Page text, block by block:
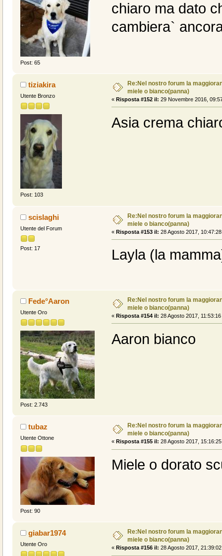
Post: 65
chiaro ma dato
cambiera`
tiziakira
Utente Bronzo
Post: 103
Re:Nel nostro forum la
miele o bianco(panna)
« Risposta #152 il: 29 Novembre 2016,
Asia crema
scislaghi
Utente del Forum
Post: 17
Re:Nel nostro forum la
miele o bianco(panna)
« Risposta #153 il: 28 Agosto 2017,
Layla (la
Fede°Aaron
Utente Oro
Post: 2.743
Re:Nel nostro forum la
miele o bianco(panna)
« Risposta #154 il: 28 Agosto 2017, 11:53:16
Aaron bianco
tubaz
Utente Ottone
Post: 90
Re:Nel nostro forum la
miele o bianco(panna)
« Risposta #155 il: 28 Agosto 2017,
Miele o dorato
giabar1974
Utente Oro
Re:Nel nostro forum la
miele o bianco(panna)
« Risposta #156 il: 28 Agosto 2017,